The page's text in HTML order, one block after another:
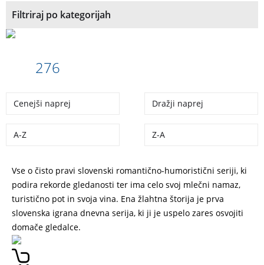
Filtriraj po kategorijah
276
Cenejši naprej Dražji naprej
A-Z Z-A
Vse o čisto pravi slovenski romantično-humoristični seriji, ki
podira rekorde gledanosti ter ima celo svoj mlečni namaz,
turistično pot in svoja vina. Ena žlahtna štorija je prva
slovenska igrana dnevna serija, ki ji je uspelo zares osvojiti
domače gledalce.